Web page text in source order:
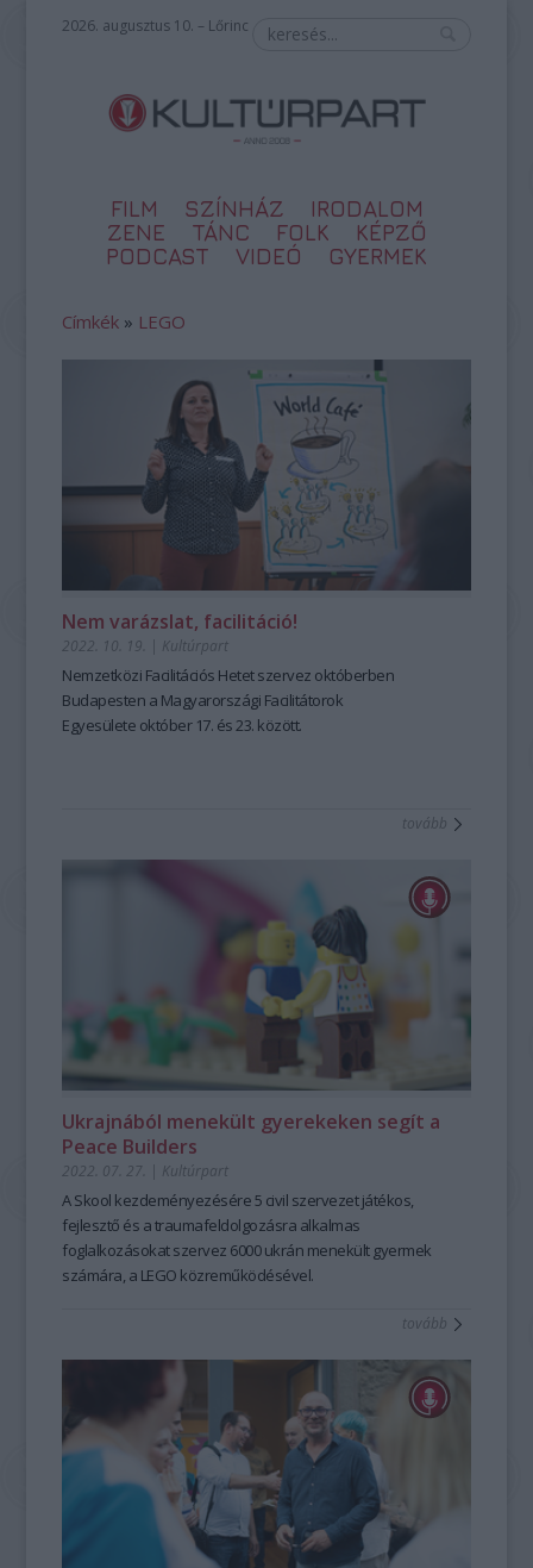
2026. augusztus 10. – Lőrinc
FILM SZÍNHÁZ
IRODALOM
ZENE
TÁNC FOLK
KÉPZŐ
PODCAST
VIDEÓ GYERMEK
Címkék » LEGO
Nem varázslat, facilitáció!
2022. 10. 19. | Kultúrpart
Nemzetközi Facilitációs Hetet szervez októberben
Budapesten a Magyarországi Facilitátorok
Egyesülete október 17. és 23. között.
tovább
Ukrajnából menekült gyerekeken segít a
Peace Builders
2022. 07. 27. | Kultúrpart
A Skool kezdeményezésére 5 civil szervezet játékos,
fejlesztő és a traumafeldolgozásra alkalmas
foglalkozásokat szervez 6000 ukrán menekült gyermek
számára, a LEGO közreműködésével.
tovább